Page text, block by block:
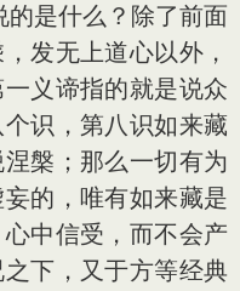
的是什么？除了前面
发无上道心以外，
义谛指的就是说众
识，第八识如来藏
槃；那么一切有为
的，唯有如来藏是
中信受，而不会产
下，又于方等经典